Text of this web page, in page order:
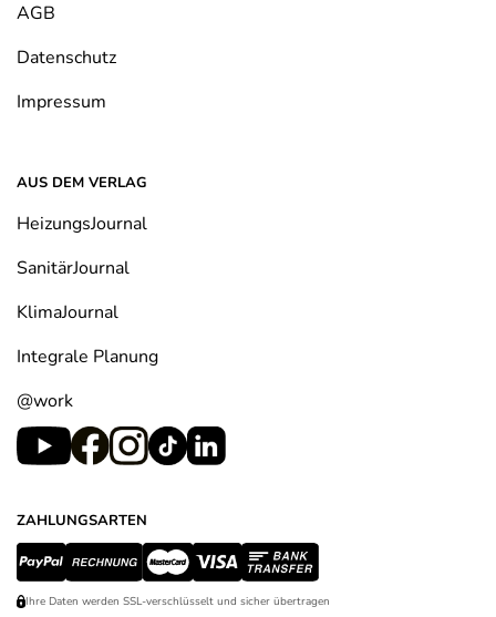
werden
AGB
Datenschutz
Impressum
AUS DEM VERLAG
HeizungsJournal
SanitärJournal
KlimaJournal
Integrale Planung
@work
ZAHLUNGSARTEN
Ihre Daten werden SSL-verschlüsselt und sicher übertragen